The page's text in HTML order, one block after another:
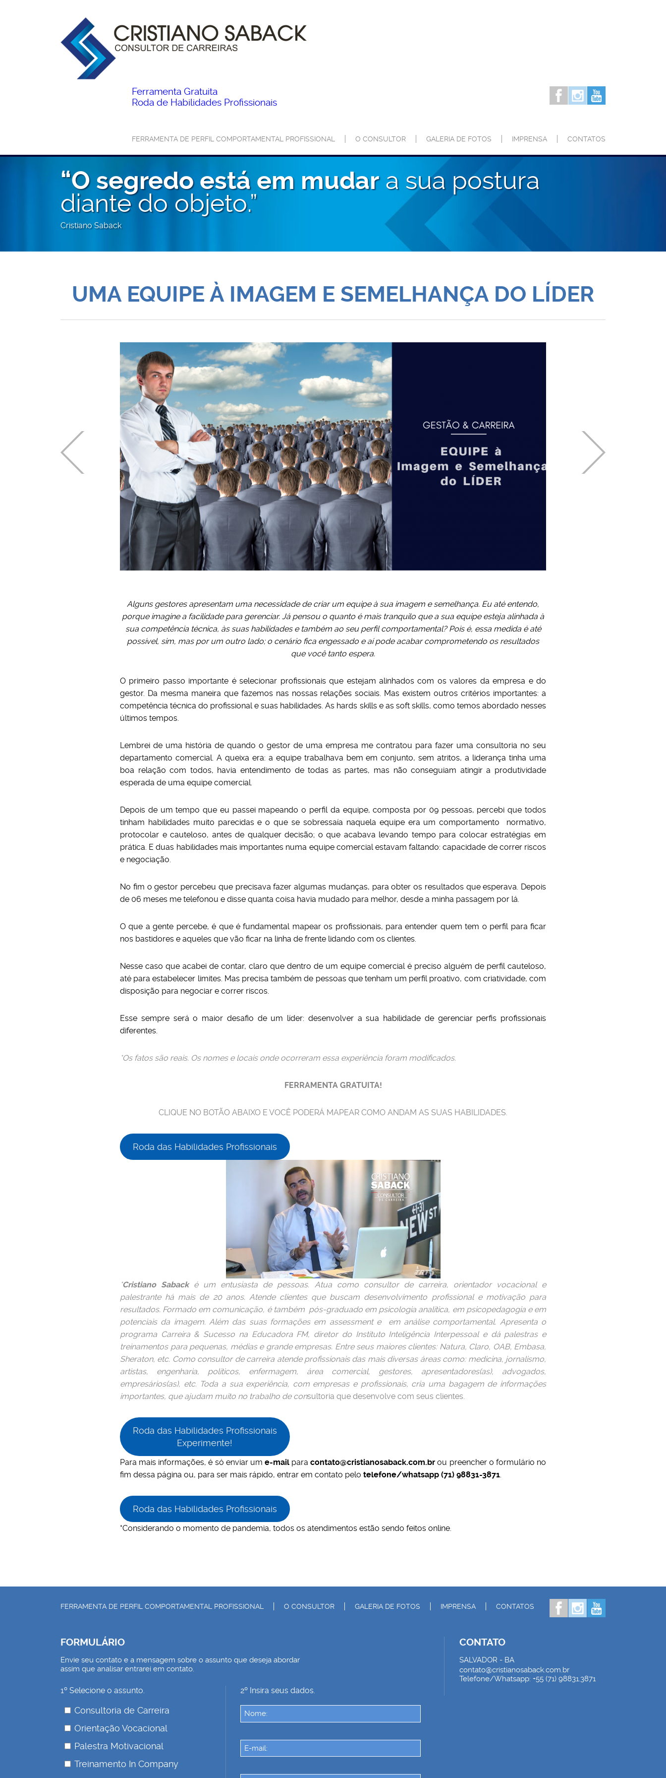
Ferramenta Gratuita
Roda de Habilidades Profissionais
FERRAMENTA DE PERFIL COMPORTAMENTAL PROFISSIONAL O CONSULTOR GALERIA DE FOTOS IMPRENSA CONTATOS
“O segredo está em mudara sua postura
diante do objeto.”
Cristiano Saback
UMA EQUIPE À IMAGEM E SEMELHANÇA DO LÍDER
Alguns gestores apresentam uma necessidade de criar um equipe à sua imagem e semelhança. Eu até entendo,
porque imagine a facilidade para gerenciar. Já pensou o quanto é mais tranquilo que a sua equipe esteja alinhada à
sua competência técnica, às suas habilidades e também ao seu perfil comportamental? Pois é, essa medida é até
possível, sim, mas por um outro lado; o cenário fica engessado e aí pode acabar comprometendo os resultados
que você tanto espera.
O primeiro passo importante é selecionar profissionais que estejam alinhados com os valores da empresa e do
gestor. Da mesma maneira que fazemos nas nossas relações sociais. Mas existem outros critérios importantes: a
competência técnica do profissional e suas habilidades. As hards skills e as soft skills, como temos abordado nesses
últimos tempos.
Lembrei de uma história de quando o gestor de uma empresa me contratou para fazer uma consultoria no seu
departamento comercial. A queixa era: a equipe trabalhava bem em conjunto, sem atritos, a liderança tinha uma
boa relação com todos, havia entendimento de todas as partes, mas não conseguiam atingir a produtividade
esperada de uma equipe comercial.
Depois de um tempo que eu passei mapeando o perfil da equipe, composta por 09 pessoas, percebi que todos
tinham habilidades muito parecidas e o que se sobressaía naquela equipe era um comportamento normativo,
protocolar e cauteloso, antes de qualquer decisão; o que acabava levando tempo para colocar estratégias em
prática. E duas habilidades mais importantes numa equipe comercial estavam faltando: capacidade de correr riscos
e negociação.
No fim o gestor percebeu que precisava fazer algumas mudanças, para obter os resultados que esperava. Depois
de 06 meses me telefonou e disse quanta coisa havia mudado para melhor, desde a minha passagem por lá.
O que a gente percebe, é que é fundamental mapear os profissionais, para entender quem tem o perfil para ficar
nos bastidores e aqueles que vão ficar na linha de frente lidando com os clientes.
Nesse caso que acabei de contar, claro que dentro de um equipe comercial é preciso alguém de perfil cauteloso,
até para estabelecer limites. Mas precisa também de pessoas que tenham um perfil proativo, com criatividade, com
disposição para negociar e correr riscos.
Esse sempre será o maior desafio de um líder: desenvolver a sua habilidade de gerenciar perfis profissionais
diferentes.
*Os fatos são reais. Os nomes e locais onde ocorreram essa experiência foram modificados.
FERRAMENTA GRATUITA!
CLIQUE NO BOTÃO ABAIXO E VOCÊ PODERÁ MAPEAR COMO ANDAM AS SUAS HABILIDADES.
Roda das Habilidades Profissionais
*Cristiano Sabacké um entusiasta de pessoas. Atua como consultor de carreira, orientador vocacional e
palestrante há mais de 20 anos. Atende clientes que buscam desenvolvimento profissional e motivação para
resultados. Formado em comunicação, é também pós-graduado em psicologia analítica, em psicopedagogia e em
potenciais da imagem. Além das suas formações em assessment e em análise comportamental. Apresenta o
programa Carreira & Sucesso na Educadora FM, diretor do Instituto Inteligência Interpessoal e dá palestras e
treinamentos para pequenas, médias e grande empresas. Entre seus maiores clientes: Natura, Claro, OAB, Embasa,
Sheraton, etc. Como consultor de carreira atende profissionais das mais diversas áreas como: medicina, jornalismo,
artistas, engenharia, políticos, enfermagem, área comercial, gestores, apresentadores(as), advogados,
empresários(as), etc. Toda a sua experiência, com empresas e profissionais, cria uma bagagem de informações
importantes, que ajudam muito no trabalho de consultoria que desenvolve com seus clientes.
Roda das Habilidades Profissionais
Experimente!
Para mais informações,é só enviar ume-mail paracontato@cristianosaback.com.br ou preencher o formulário no
fim dessa página ou, para ser mais rápido, entrar em contato pelo telefone/whatsapp (71) 98831-3871.
Roda das Habilidades Profissionais
*Considerando o momento de pandemia, todos os atendimentos estão sendo feitos online.
FERRAMENTA DE PERFIL COMPORTAMENTAL PROFISSIONAL O CONSULTOR GALERIA DE FOTOS IMPRENSA CONTATOS
FORMULÁRIO
Envie seu contato e a mensagem sobre o assunto que deseja abordar
assim que analisar entrarei em contato.
1º Selecione o assunto.
Consultoria de Carreira
Orientação Vocacional
Palestra Motivacional
Treinamento In Company
2º Insira seus dados.
CONTATO
SALVADOR - BA
contato@cristianosaback.com.br
Telefone/Whatsapp: +55 (71) 98831.3871